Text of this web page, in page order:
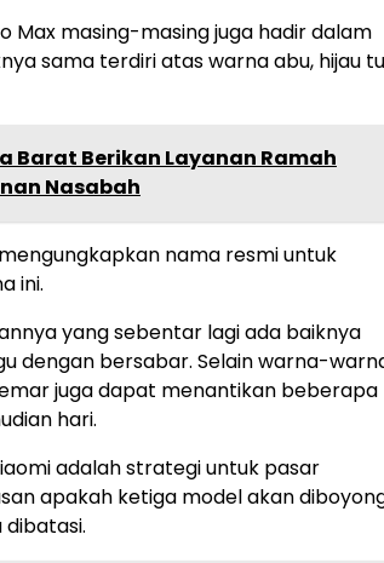
Max masing-masing juga hadir dalam
sama terdiri atas warna abu, hijau
Barat Berikan Layanan Ramah
Nasabah
nama resmi untuk
ini.
yang sebentar lagi ada baiknya
dengan bersabar. Selain warna-
juga dapat menantikan beberapa
hari.
adalah strategi untuk pasar
apakah ketiga model akan